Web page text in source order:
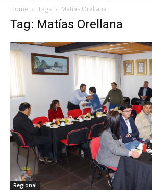
Home Tags Matías Orellana
Tag: Matías Orellana
Regional